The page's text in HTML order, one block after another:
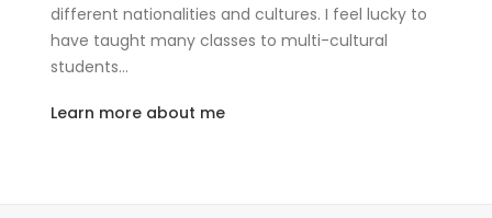
different nationalities and cultures. I feel lucky to
have taught many classes to multi-cultural
students…
Learn more about me